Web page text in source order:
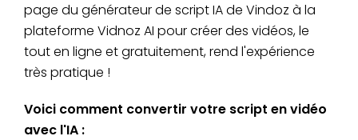
page du générateur de script IA de Vindoz à la
plateforme Vidnoz AI pour créer des vidéos, le
tout en ligne et gratuitement, rend l'expérience
très pratique !
Voici comment convertir votre script en vidéo
avec l'IA :